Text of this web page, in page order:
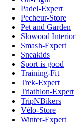
Padel-Expert
Pecheur-Store
Pet and Garden
Slowood Interior
Smash-Expert
Sneakids
Sport is good
Training-Fit
Trek-Expert
Triathlon-Expert
TripNBikers
Vélo-Store
Winter-Expert